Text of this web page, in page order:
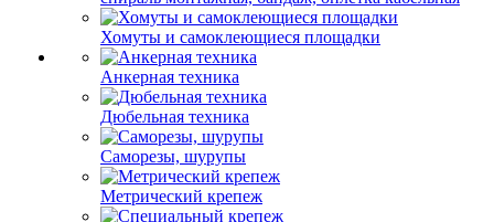
Хомуты и самоклеющиеся площадки
Анкерная техника
Дюбельная техника
Саморезы, шурупы
Метрический крепеж